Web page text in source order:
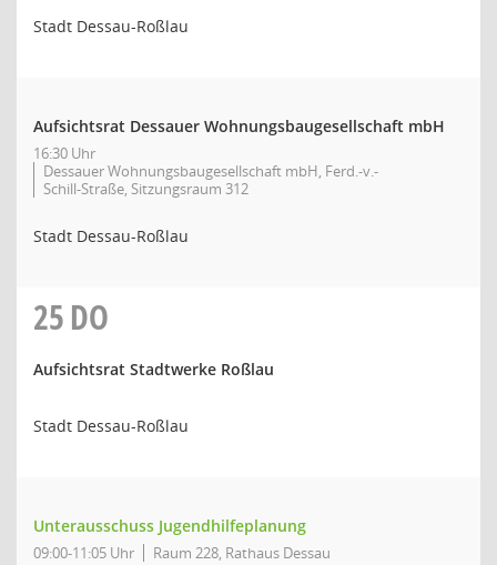
Stadt Dessau-Roßlau
Aufsichtsrat Dessauer Wohnungsbaugesellschaft mbH
16:30 Uhr
Dessauer Wohnungsbaugesellschaft mbH, Ferd.-v.-
Schill-Straße, Sitzungsraum 312
Stadt Dessau-Roßlau
25DO
Aufsichtsrat Stadtwerke Roßlau
Stadt Dessau-Roßlau
Unterausschuss Jugendhilfeplanung
09:00-11:05 Uhr Raum 228, Rathaus Dessau